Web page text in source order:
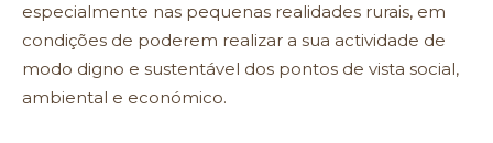
especialmente nas pequenas realidades rurais, em
condições de poderem realizar a sua actividade de
modo digno e sustentável dos pontos de vista social,
ambiental e económico.